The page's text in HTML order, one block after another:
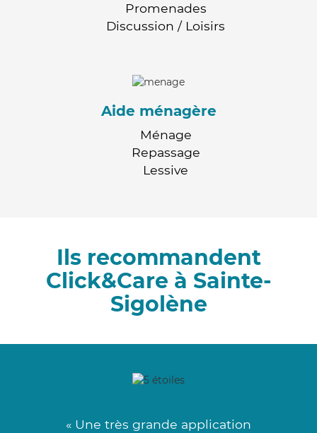
Promenades
Discussion / Loisirs
Aide ménagère
Ménage
Repassage
Lessive
Ils recommandent
Click&Care à Sainte-
Sigolène
« Une très grande application